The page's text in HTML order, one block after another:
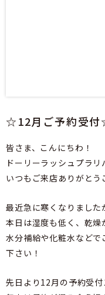
☆12月ご予約受
皆さま、こんにちわ！
ドーリーラッシュプラ
いつもご来店ありがとう
最近急に寒くなりました
本日は湿度も低く、乾燥
水分補給や化粧水など
下さい！
先日より12月の予約受